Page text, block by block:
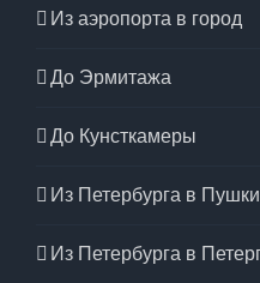
Из аэропорта в город
До Эрмитажа
До Кунсткамеры
Из Петербурга в
Из Петербурга в